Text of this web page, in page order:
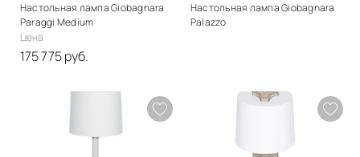
Настольная лампа Giobagnara
Paraggi Medium
Цена
175 775 руб.
арт-деко
Натуральная кожа
Настольная лампа Giobagnara
Palazzo
Натуральная кожа
Запросить цену